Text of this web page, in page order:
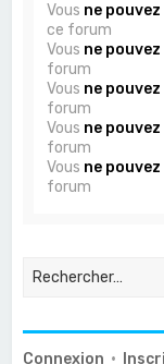
Vous ne pouvez
ce forum
Vous ne pouvez
forum
Vous ne pouvez
forum
Vous ne pouvez
forum
Vous ne pouvez
forum
Connexion •